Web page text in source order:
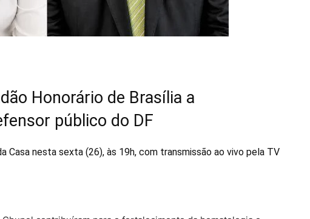
Honorário de Brasília a
público do DF
Casa nesta sexta (26), às 19h, com transmissão ao vivo pela TV